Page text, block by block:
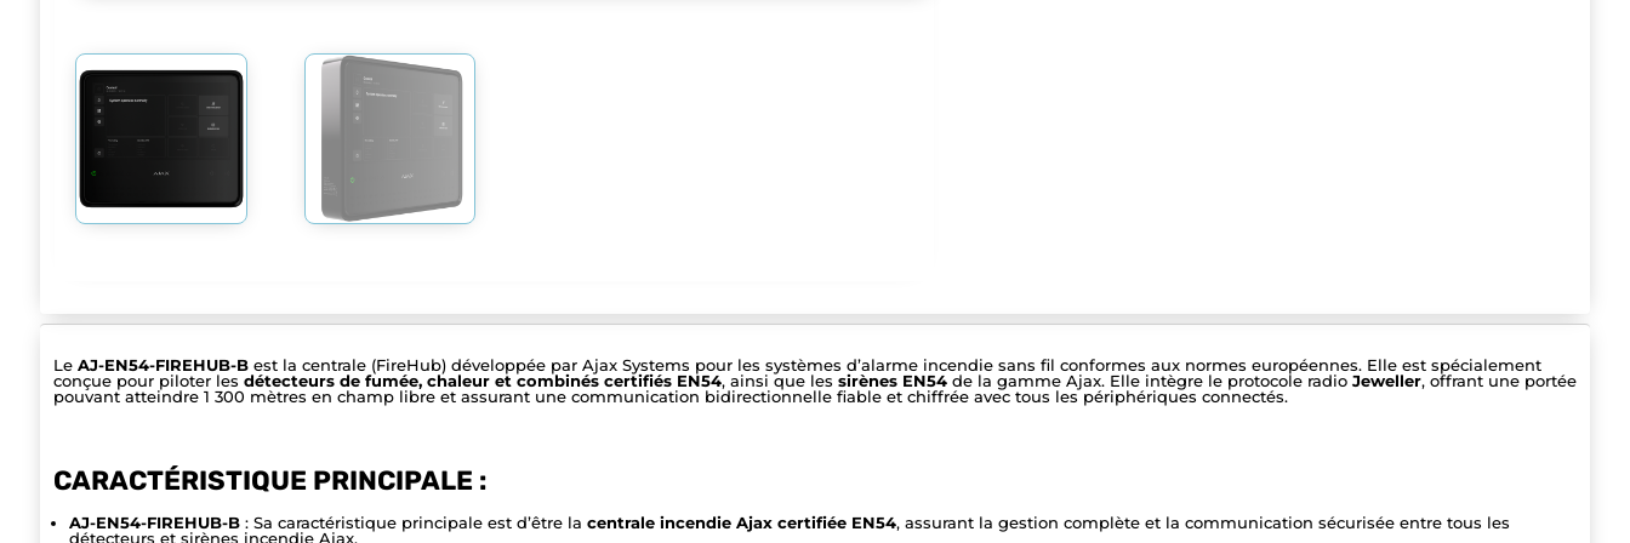
Le AJ-EN54-FIREHUB-B est la centrale (FireHub) développée par Ajax Systems pour les systèmes d’alarme incendie sans fil conformes aux normes européennes. Elle est spécialement
conçue pour piloter les détecteurs de fumée, chaleur et combinés certifiés EN54, ainsi que les sirènes EN54 de la gamme Ajax. Elle intègre le protocole radio Jeweller, offrant une portée
pouvant atteindre 1 300 mètres en champ libre et assurant une communication bidirectionnelle fiable et chiffrée avec tous les périphériques connectés.
CARACTÉRISTIQUE PRINCIPALE :
AJ-EN54-FIREHUB-B : Sa caractéristique principale est d’être la centrale incendie Ajax certifiée EN54, assurant la gestion complète et la communication sécurisée entre tous les
détecteurs et sirènes incendie Ajax.